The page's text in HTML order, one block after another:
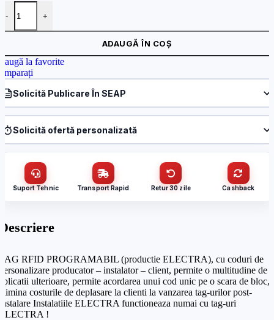
-
TAG RFID PROGRAMABIL - Electra TAG.ELT.000
+
ADAUGĂ ÎN COȘ
la favorite
Solicită Publicare În SEAP
Denumire firmă / instituție*
Telefon*
Mesaj (cantitate, termen, alte detalii)
Solicită ofertă personalizată
Nume / firmă
Email*
Telefon*
Suport Tehnic Transport Rapid Retur 30 zile Cashback
RFID PROGRAMABIL (productie ELECTRA), cu coduri de
producator – instalator – client, permite o multitudine de
ulterioare, permite acordarea unui cod unic pe o scara de bloc,
costurile de deplasare la clienti la vanzarea tag-urilor post-
Instalatiile ELECTRA functioneaza numai cu tag-uri
!